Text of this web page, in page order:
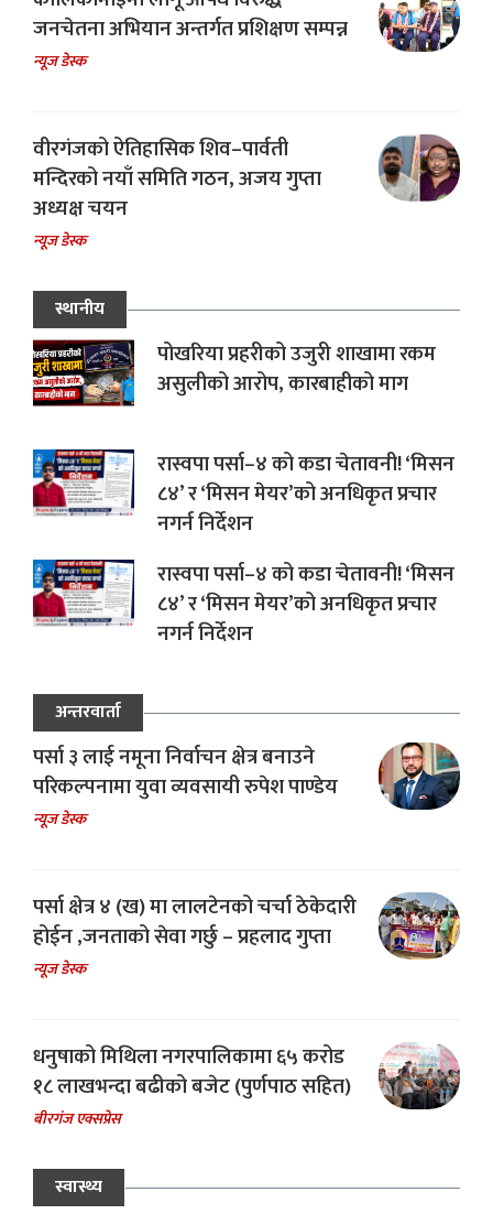
जनचेतना अभियान अन्तर्गत प्रशिक्षण सम्पन्न
न्यूज डेस्क
वीरगंजको ऐतिहासिक शिव–पार्वती
मन्दिरको नयाँ समिति गठन, अजय गुप्ता
अध्यक्ष चयन
न्यूज डेस्क
स्थानीय
पोखरिया प्रहरीको उजुरी शाखामा रकम
असुलीको आरोप, कारबाहीको माग
रास्वपा पर्सा–४ को कडा चेतावनी! ‘मिसन
८४’ र ‘मिसन मेयर’को अनधिकृत प्रचार
नगर्न निर्देशन
रास्वपा पर्सा–४ को कडा चेतावनी! ‘मिसन
८४’ र ‘मिसन मेयर’को अनधिकृत प्रचार
नगर्न निर्देशन
अन्तरवार्ता
पर्सा ३ लाई नमूना निर्वाचन क्षेत्र बनाउने
परिकल्पनामा युवा व्यवसायी रुपेश पाण्डेय
न्यूज डेस्क
पर्सा क्षेत्र ४ (ख) मा लालटेनको चर्चा ठेकेदारी
होईन ,जनताको सेवा गर्छु – प्रहलाद गुप्ता
न्यूज डेस्क
धनुषाको मिथिला नगरपालिकामा ६५ करोड
१८ लाखभन्दा बढीको बजेट (पुर्णपाठ सहित)
बीरगंज एक्सप्रेस
स्वास्थ्य